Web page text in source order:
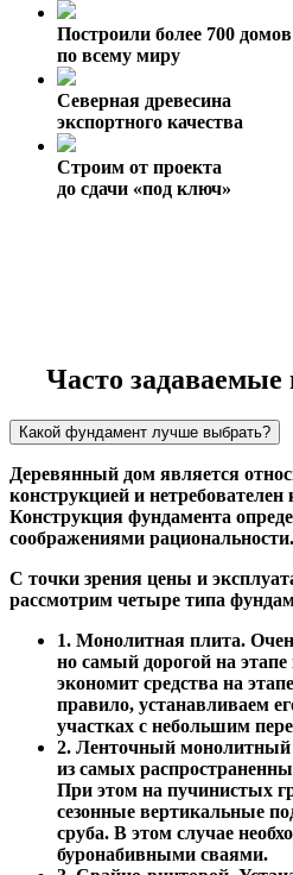
Построили более 700 домов
по всему миру
Северная древесина
экспортного качества
Строим от проекта
до сдачи «под ключ»
Часто
Какой фундамент лучше выбрать?
Деревянный дом является
конструкцией и нетребователен
Конструкция фундамента
соображениями рациональности.
С точки зрения цены и
рассмотрим четыре типа
1. Монолитная плита.
но самый дорогой на этапе
экономит средства на
правило, устанавливаем
участках с небольшим
2. Ленточный монолитный
из самых
При этом на пучинистых
сезонные вертикальные
сруба. В этом случае
буронабивными сваями.